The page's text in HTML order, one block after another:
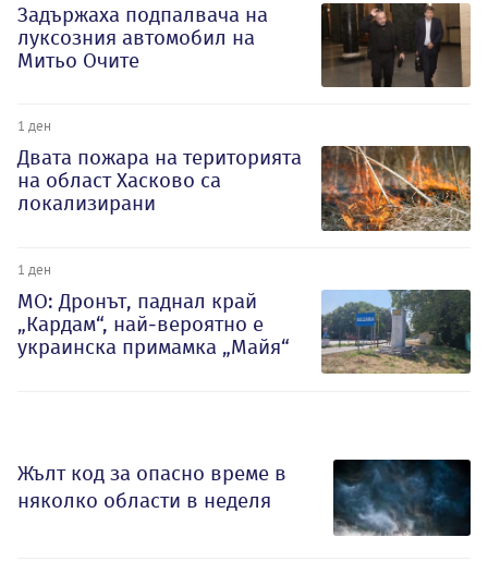
Задържаха подпалвача на
луксозния автомобил на
Митьо Очите
1 ден
Двата пожара на територията
на област Хасково са
локализирани
1 ден
МО: Дронът, паднал край
„Кардам“, най-вероятно е
украинска примамка „Майя“
Жълт код за опасно време в
няколко области в неделя